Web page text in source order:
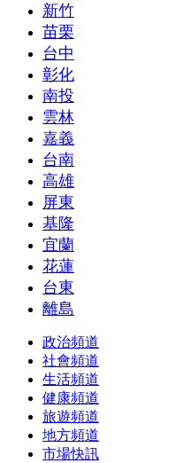
新竹
苗栗
台中
彰化
南投
雲林
嘉義
台南
高雄
屏東
基隆
宜蘭
花蓮
台東
離島
政治頻道
社會頻道
生活頻道
健康頻道
旅遊頻道
地方頻道
市場快訊